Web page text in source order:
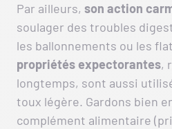
Par ailleurs, son action
soulager des troubles
les ballonnements ou les
propriétés expectorantes,
longtemps, sont aussi
toux légère. Gardons bien
complément alimentaire